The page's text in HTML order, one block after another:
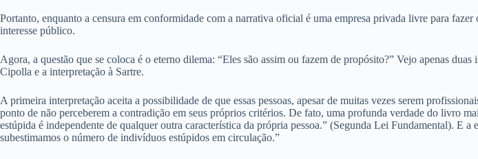
Portanto, enquanto a censura em conformidade com a narrativa oficial é uma empresa privada livre para
interesse público.
Agora, a questão que se coloca é o eterno dilema: “Eles são assim ou fazem de propósito?” Vejo apenas
Cipolla e a interpretação à Sartre.
A primeira interpretação aceita a possibilidade de que essas pessoas, apesar de muitas vezes serem
ponto de não perceberem a contradição em seus próprios critérios. De fato, uma profunda verdade do livro
estúpida é independente de qualquer outra característica da própria pessoa.” (Segunda Lei Fundamental). E
subestimamos o número de indivíduos estúpidos em circulação.”